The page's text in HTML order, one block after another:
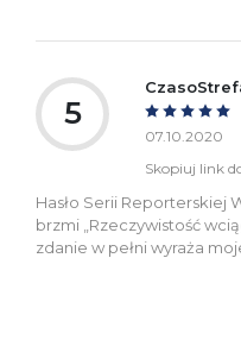
5
07.10.2020
Skopiuj link
Hasło Serii Reporterskiej
brzmi „Rzeczywistość
zdanie w pełni wyraża